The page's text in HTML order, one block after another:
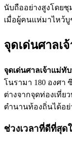
นับถืออย่างสูงโดย
เมื่อผู้คนแห่มาไหว้
จุดเด่นศาลเ
จุดเด่นศาลเจ้าแม่
โนรามา 180 องศา
ต่างจากจุดท่องเที่ย
ตำนานท้องถิ่นได้อ
ช่วงเวลาที่ดีที่สุ